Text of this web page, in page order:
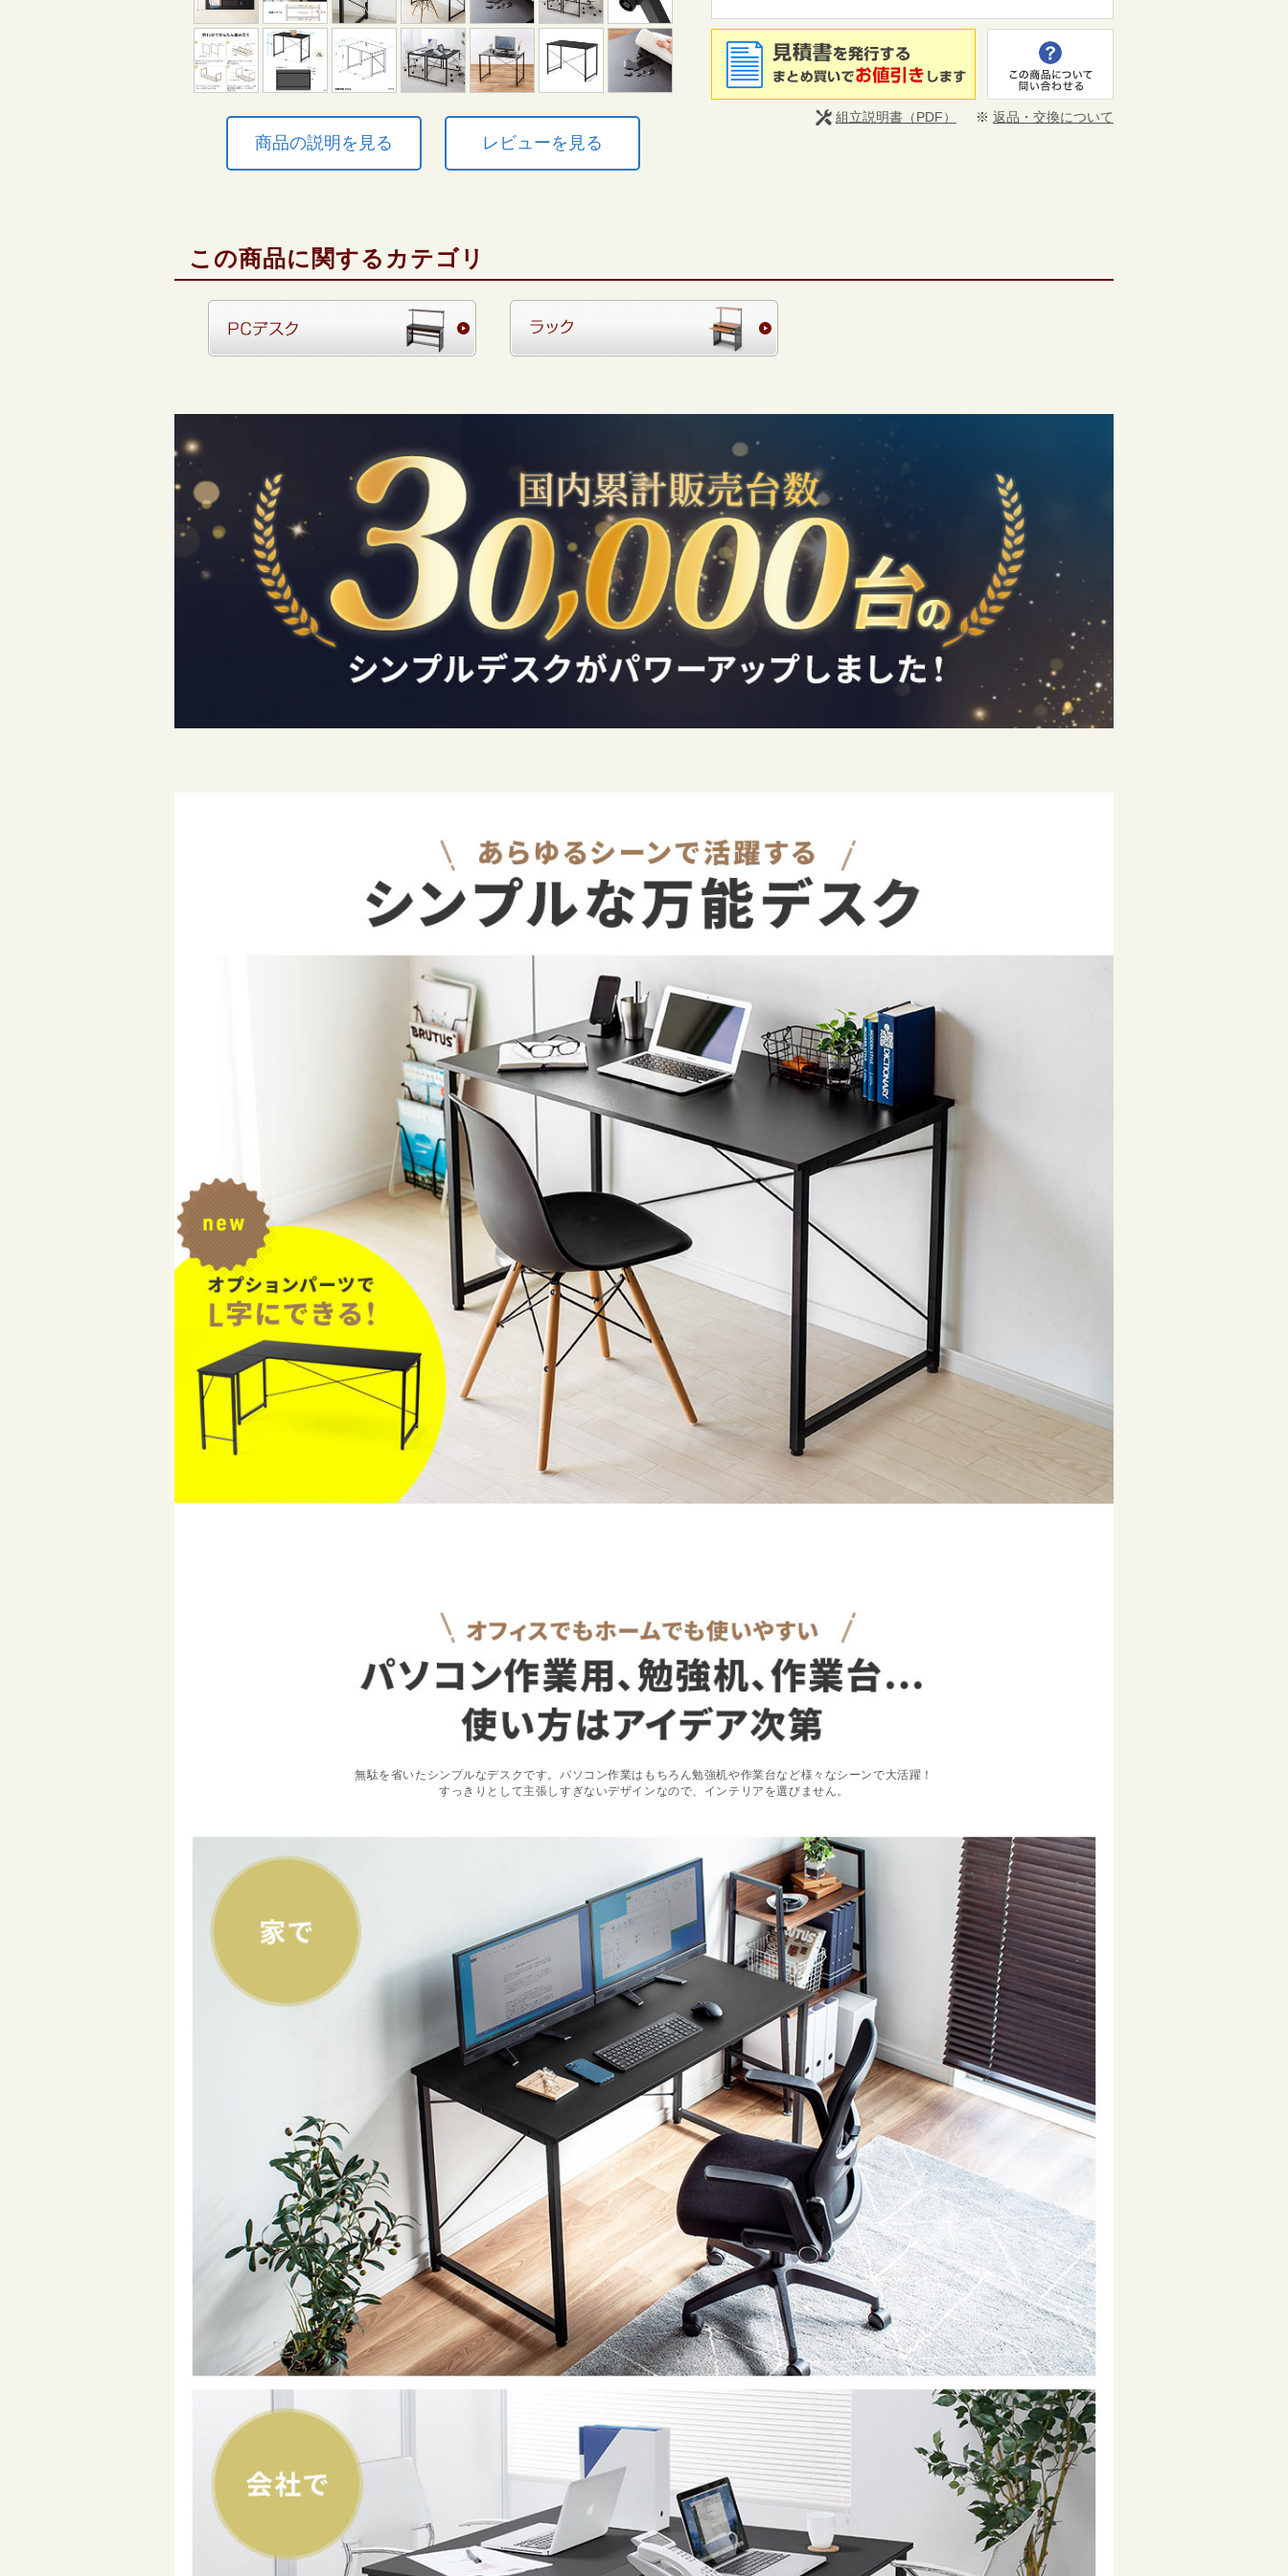
商品の説明を見る レビューを見る
組立説明書（PDF） ※ 返品・交換について
この商品に関するカテゴリ
無駄を省いたシンプルなデスクです。パソコン作業はもちろん勉強机や作業台など様々なシーンで大活躍！
すっきりとして主張しすぎないデザインなので、インテリアを選びません。